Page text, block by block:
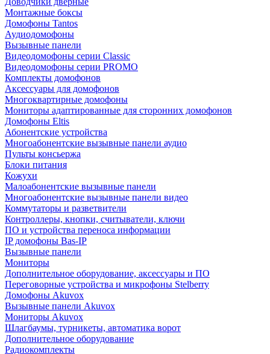
Монтажные боксы
Домофоны Tantos
Аудиодомофоны
Вызывные панели
Видеодомофоны серии Classic
Видеодомофоны серии PROMO
Комплекты домофонов
Аксессуары для домофонов
Многоквартирные домофоны
Мониторы адаптированные для сторонних домофонов
Домофоны Eltis
Абонентские устройства
Многоабонентские вызывные панели аудио
Пульты консьержа
Блоки питания
Кожухи
Малоабонентские вызывные панели
Многоабонентские вызывные панели видео
Коммутаторы и разветвители
Контроллеры, кнопки, считыватели, ключи
ПО и устройства переноса информации
IP домофоны Bas-IP
Вызывные панели
Мониторы
Дополнительное оборудование, аксессуары и ПО
Переговорные устройства и микрофоны Stelberry
Домофоны Akuvox
Вызывные панели Akuvox
Мониторы Akuvox
Шлагбаумы, турникеты, автоматика ворот
Дополнительное оборудование
Радиокомплекты